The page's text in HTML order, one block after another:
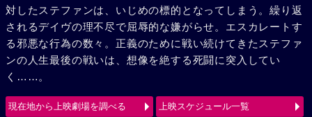
対したステファンは、いじめの標的となってしまう。繰り返
されるデイヴの理不尽で屈辱的な嫌がらせ。エスカレートす
る邪悪な行為の数々。正義のために戦い続けてきたステファ
ンの人生最後の戦いは、想像を絶する死闘に突入してい
く……。
現在地から上映劇場を調べる 上映スケジュール一覧